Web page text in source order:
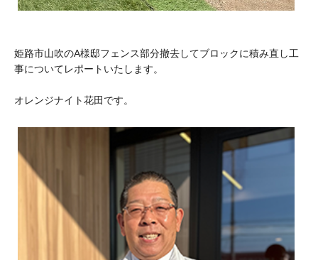
姫路市山吹のA様邸フェンス部分撤去してブロックに積み直し工
事についてレポートいたします。
オレンジナイト花田です。